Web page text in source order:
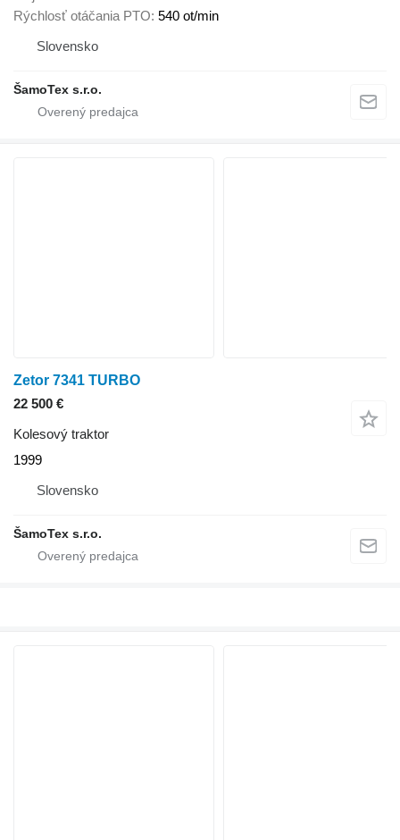
Rýchlosť otáčania PTO 540 ot/min
Slovensko
ŠamoTex s.r.o.
Zetor 7341 TURBO
22 500 €
Kolesový traktor
1999
Slovensko
ŠamoTex s.r.o.